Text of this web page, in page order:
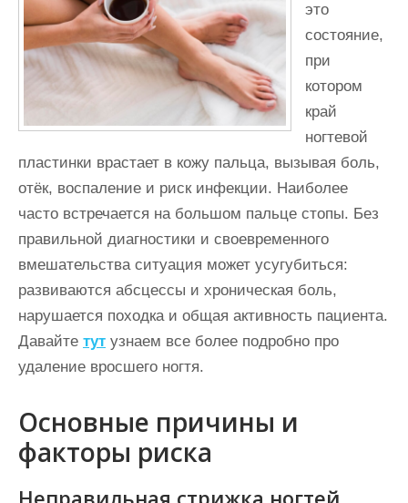
это
состояние,
при
котором
край
ногтевой
пластинки врастает в кожу пальца, вызывая боль,
отёк, воспаление и риск инфекции. Наиболее
часто встречается на большом пальце стопы. Без
правильной диагностики и своевременного
вмешательства ситуация может усугубиться:
развиваются абсцессы и хроническая боль,
нарушается походка и общая активность пациента.
Давайте тут узнаем все более подробно про
удаление вросшего ногтя.
Основные причины и
факторы риска
Неправильная стрижка ногтей